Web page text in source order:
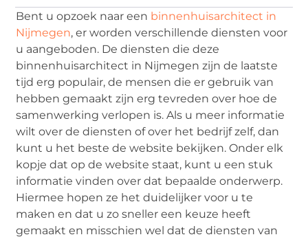
Bent u opzoek naar een binnenhuisarchitect in
Nijmegen, er worden verschillende diensten voor
u aangeboden. De diensten die deze
binnenhuisarchitect in Nijmegen zijn de laatste
tijd erg populair, de mensen die er gebruik van
hebben gemaakt zijn erg tevreden over hoe de
samenwerking verlopen is. Als u meer informatie
wilt over de diensten of over het bedrijf zelf, dan
kunt u het beste de website bekijken. Onder elk
kopje dat op de website staat, kunt u een stuk
informatie vinden over dat bepaalde onderwerp.
Hiermee hopen ze het duidelijker voor u te
maken en dat u zo sneller een keuze heeft
gemaakt en misschien wel dat de diensten van